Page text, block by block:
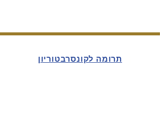
תרומה לקונסרבטוריון